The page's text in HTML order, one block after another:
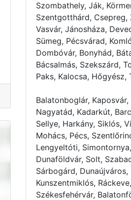
Szombathely, Ják,
Szentgotthárd, Csepreg,
Vasvár, Jánosháza,
Sümeg, Pécsvárad,
Dombóvár, Bonyhád,
Bácsalmás, Szekszárd,
Paks, Kalocsa, Hőgyész,
Balatonboglár, Kaposvár,
Nagyatád, Kadarkút,
Sellye, Harkány, Siklós,
Mohács, Pécs,
Lengyeltóti,
Dunaföldvár, Solt,
Sárbogárd, Dunaújváros,
Kunszentmiklós,
Székesfehérvár,